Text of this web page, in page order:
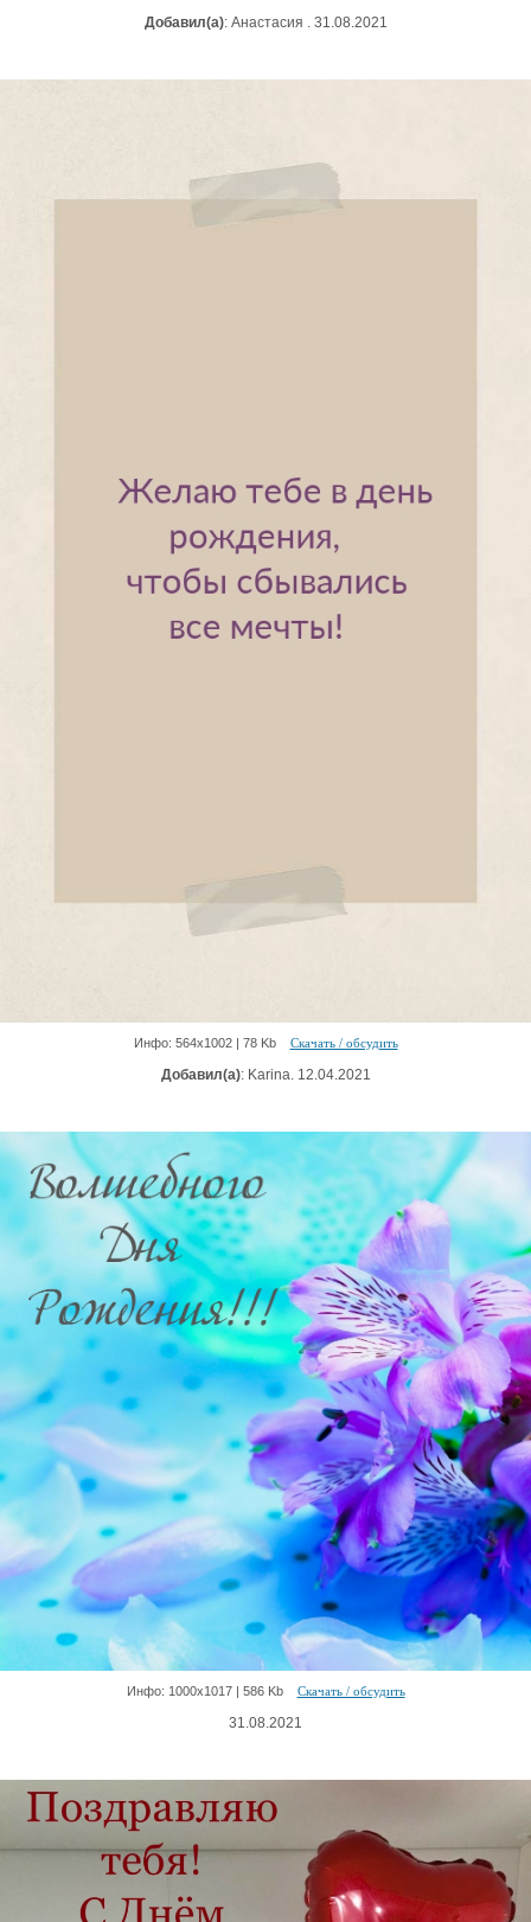
Добавил(а): Анастасия . 31.08.2021
Инфо: 564х1002 | 78 Kb Скачать / обсудить
Добавил(а): Karina. 12.04.2021
Инфо: 1000х1017 | 586 Kb Скачать / обсудить
31.08.2021